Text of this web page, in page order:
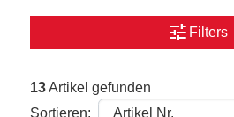
tune Filters
13Artikel gefunden
Sortieren: